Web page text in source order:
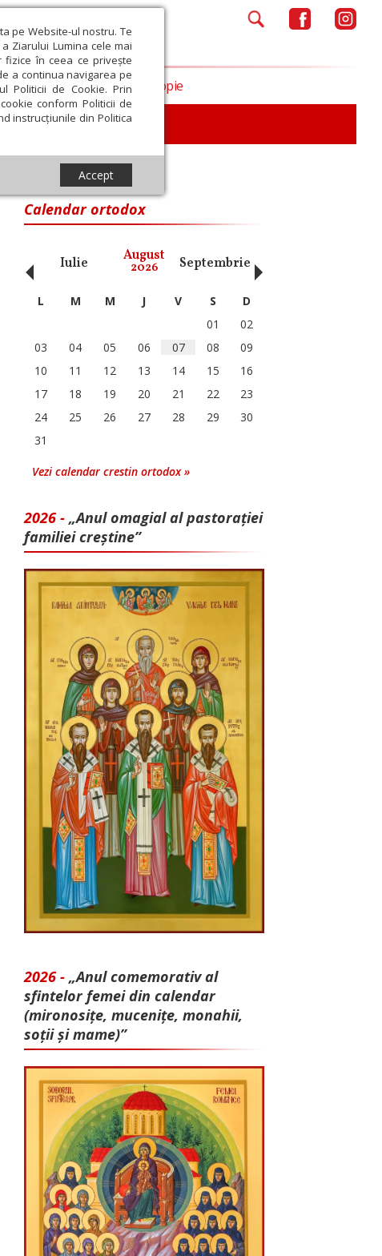
pe Website-ul nostru. Te
Ziarului Lumina cele mai
fizice în ceea ce privește
a continua navigarea pe
Politicii de Cookie. Prin
conform Politicii de
instrucțiunile din Politica
Accept
Opinii Filantropie
Calendar ortodox
Iulie August
2026 Septembrie Octombrie
‹ L M M J V S
D
01
02
03
04 05 06 07 08
09
10
11 12 13 14 15
16
17
18 19 20 21 22
23
24
25 26 27 28 29
30
31
Vezi calendar crestin ortodox »
2026 - „Anul omagial al pastorației
familiei creștine”
2026 - „Anul comemorativ al
sfintelor femei din calendar
(mironosițe, mu­cenițe, monahii,
soții și mame)”